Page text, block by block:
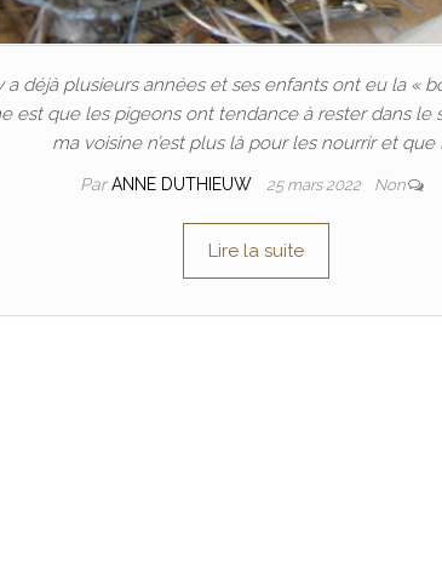
a déjà plusieurs années et ses enfants ont eu la «
est que les pigeons ont tendance à rester dans
ma voisine n’est plus là pour les nourrir et que
ParANNE DUTHIEUW 25 mars 2022 Non
Lire la suite